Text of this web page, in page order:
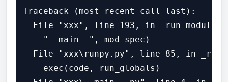
Traceback (most recent call last):
File "xxx", line 193, in
    "__main__", mod_spec)
File "xxx\runpy.py", line 85, in
    exec(code, run_globals)